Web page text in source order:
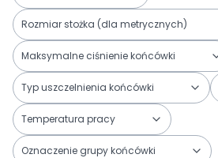
Rozmiar stożka (dla metrycznych)
Maksymalne ciśnienie końcówki
Typ uszczelnienia końcówki
Temperatura pracy
Oznaczenie grupy końcówki